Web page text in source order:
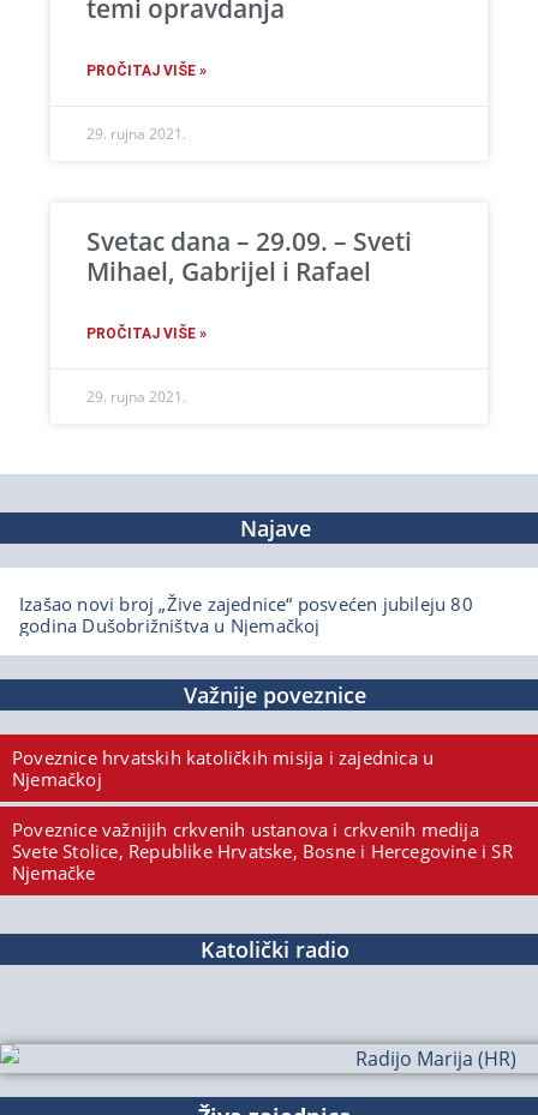
temi opravdanja
PROČITAJ VIŠE »
29. rujna 2021.
Svetac dana – 29.09. – Sveti
Mihael, Gabrijel i Rafael
PROČITAJ VIŠE »
29. rujna 2021.
Najave
Izašao novi broj „Žive zajednice“ posvećen jubileju 80
godina Dušobrižništva u Njemačkoj
Važnije poveznice
Poveznice hrvatskih katoličkih misija i zajednica u
Njemačkoj
Poveznice važnijih crkvenih ustanova i crkvenih medija
Svete Stolice, Republike Hrvatske, Bosne i Hercegovine i SR
Njemačke
Katolički radio